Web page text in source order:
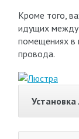
Кроме того,
идущих
помещениях в
провода.